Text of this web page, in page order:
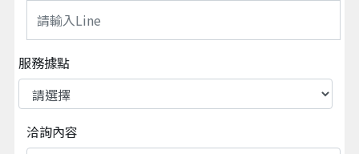
服務據點
洽詢內容